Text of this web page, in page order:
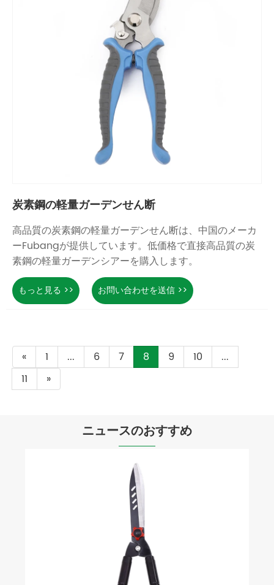
炭素鋼の軽量ガーデンせん断
高品質の炭素鋼の軽量ガーデンせん断は、中国のメーカ
ーFubangが提供しています。低価格で直接高品質の炭
素鋼の軽量ガーデンシアーを購入します。
もっと見る >> お問い合わせを送信 >>
« 1 ... 6 7 8 9 10
...
11
»
ニュースのおすすめ